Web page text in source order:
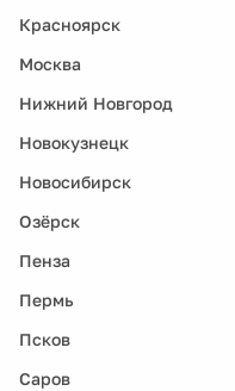
Красноярск
Москва
Нижний Новгород
Новокузнецк
Новосибирск
Озёрск
Пенза
Пермь
Псков
Саров